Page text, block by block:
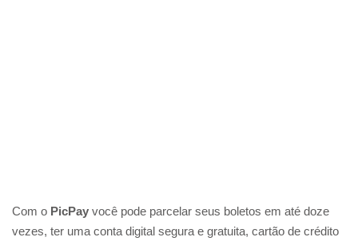
Com o PicPay você pode parcelar seus boletos em até doze
vezes, ter uma conta digital segura e gratuita, cartão de crédito